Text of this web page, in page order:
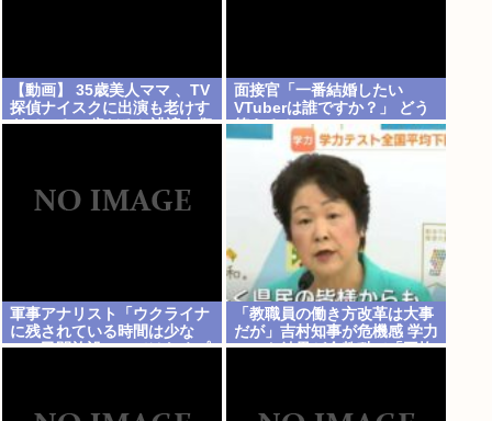
【動画】 35歳美人ママ 、TV
探偵ナイスクに出演も老けす
ぎている48歳だろと誹謗中傷
面接官「一番結婚したい
VTuberは誰ですか？」 どう
答える？
軍事アナリスト「ウクライナ
に残されている時間は少な
い。民間施設テロではなくプ
「教職員の働き方改革は大事
だが」吉村知事が危機感 学力
テスト結果が全教科で「平均